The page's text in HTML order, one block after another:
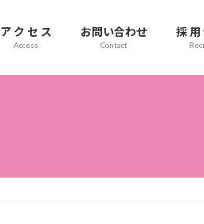
ア ク セ ス
Access
お問い合わせ
Contact
採 用